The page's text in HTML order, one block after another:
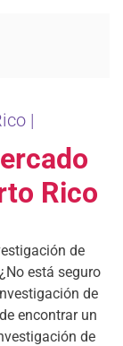
|
Rico
de
está seguro
de
encontrar un
de